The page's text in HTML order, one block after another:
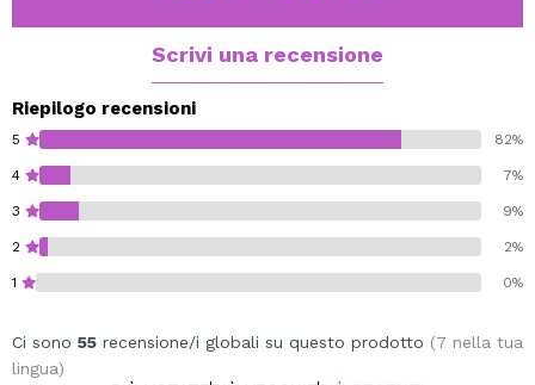
Scrivi una recensione
Riepilogo recensioni
5 82%
4 7%
3 9%
2 2%
1 0%
Ci sono 55 recensione/i globali su questo prodotto (7 nella tua
lingua)